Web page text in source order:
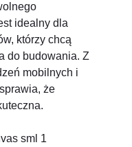
idealny dla
którzy chcą
do budowania. Z
mobilnych i
sprawia, że